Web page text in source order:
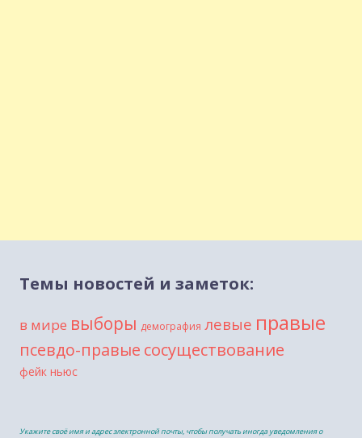
Темы новостей и заметок:
в мире выборы демография левые правые
псевдо-правые сосуществование
фейк ньюс
Укажите своё имя и адрес электронной почты, чтобы получать иногда уведомления о